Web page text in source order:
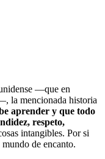
—que en
la mencionada historia
aprender y que todo
respeto,
intangibles. Por si
de encanto.